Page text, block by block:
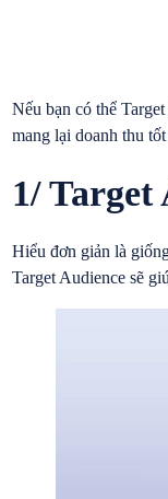
Nếu bạn có thể
mang lại doanh thu
1/ Target
Hiểu đơn giản là
Target Audience sẽ